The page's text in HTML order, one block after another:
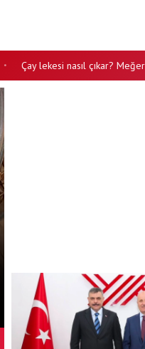
Çay lekesi nasıl çıkar? Meğer